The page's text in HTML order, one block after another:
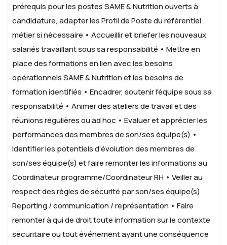
prérequis pour les postes SAME & Nutrition ouverts à
candidature, adapter les Profil de Poste du référentiel
métier si nécessaire • Accueillir et briefer les nouveaux
salariés travaillant sous sa responsabilité • Mettre en
place des formations en lien avec les besoins
opérationnels SAME & Nutrition et les besoins de
formation identifiés • Encadrer, soutenir l’équipe sous sa
responsabilité • Animer des ateliers de travail et des
réunions régulières ou ad hoc • Evaluer et apprécier les
performances des membres de son/ses équipe(s) •
Identifier les potentiels d’évolution des membres de
son/ses équipe(s) et faire remonter les informations au
Coordinateur programme/Coordinateur RH • Veiller au
respect des règles de sécurité par son/ses équipe(s)
Reporting / communication / représentation • Faire
remonter à qui de droit toute information sur le contexte
sécuritaire ou tout événement ayant une conséquence